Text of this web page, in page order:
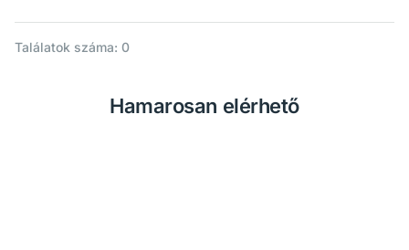
Találatok száma: 0
Hamarosan elérhető